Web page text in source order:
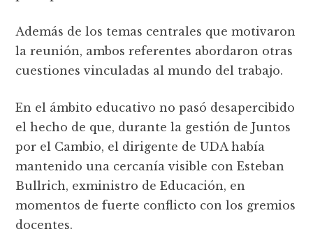
Además de los temas centrales que motivaron
la reunión, ambos referentes abordaron otras
cuestiones vinculadas al mundo del trabajo.
En el ámbito educativo no pasó desapercibido
el hecho de que, durante la gestión de Juntos
por el Cambio, el dirigente de UDA había
mantenido una cercanía visible con Esteban
Bullrich, exministro de Educación, en
momentos de fuerte conflicto con los gremios
docentes.